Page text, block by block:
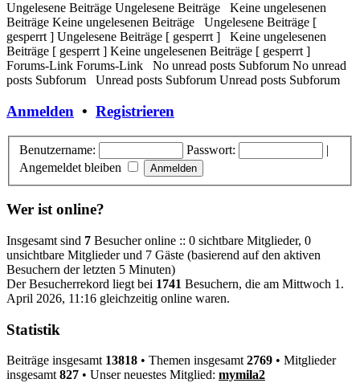
Ungelesene Beiträge Ungelesene Beiträge Keine ungelesenen
Beiträge Keine ungelesenen Beiträge Ungelesene Beiträge [
gesperrt ] Ungelesene Beiträge [ gesperrt ] Keine ungelesenen
Beiträge [ gesperrt ] Keine ungelesenen Beiträge [ gesperrt ]
Forums-Link Forums-Link No unread posts Subforum No unread
posts Subforum Unread posts Subforum Unread posts Subforum
Anmelden • Registrieren
Benutzername: Passwort:
|
Angemeldet bleiben
Wer ist online?
Insgesamt sind 7 Besucher online :: 0 sichtbare Mitglieder, 0
unsichtbare Mitglieder und 7 Gäste (basierend auf den aktiven
Besuchern der letzten 5 Minuten)
Der Besucherrekord liegt bei 1741 Besuchern, die am Mittwoch 1.
April 2026, 11:16 gleichzeitig online waren.
Statistik
Beiträge insgesamt 13818 • Themen insgesamt 2769 • Mitglieder
insgesamt 827 • Unser neuestes Mitglied: mymila2